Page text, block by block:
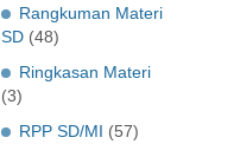
Rangkuman Materi
SD (48)
Ringkasan Materi
(3)
RPP SD/MI (57)